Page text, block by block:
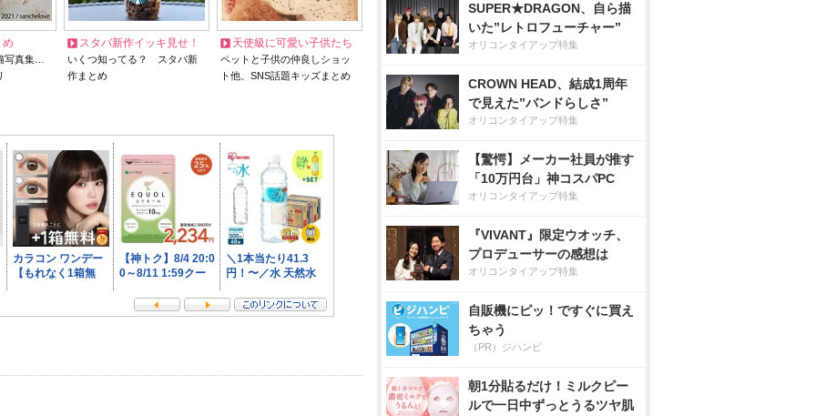
め
写真集…
スタバ新作イッキ見せ！
いくつ知ってる？ スタバ新
作まとめ
天使級に可愛い子供たち
ペットと子供の仲良しショッ
ト他、SNS話題キッズまとめ
SUPER★DRAGON、自ら描
いた”レトロフューチャー”
オリコンタイアップ特集
CROWN HEAD、結成1周年
で見えた”バンドらしさ”
オリコンタイアップ特集
【驚愕】メーカー社員が推す
「10万円台」神コスパPC
オリコンタイアップ特集
『VIVANT』限定ウオッチ、
プロデューサーの感想は
オリコンタイアップ特集
自販機にピッ！ですぐに買え
ちゃう
（PR）ジハンピ
朝1分貼るだけ！ミルクピー
ルで一日中ずっとうるツヤ肌